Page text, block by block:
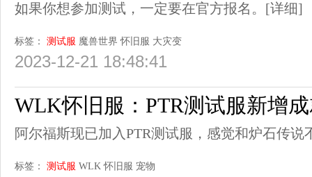
如果你想参加测试，一定要在官方报名。 [详细]
标签： 测试服 魔兽世界 怀旧服 大灾变
2023-12-21 18:48:41
WLK怀旧服：PTR测试服新增
阿尔福斯现已加入PTR测试服，感觉和炉石传说
标签： 测试服 WLK 怀旧服 宠物